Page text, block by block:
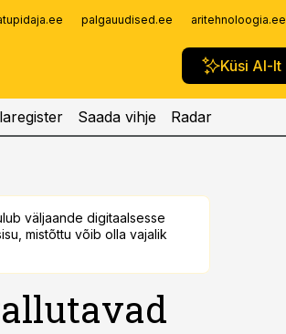
palgauudised.ee aritehnoloogia.ee
Küsi AI-lt
Saada vihje Radar
väljaande digitaalsesse
mistõttu võib olla vajalik